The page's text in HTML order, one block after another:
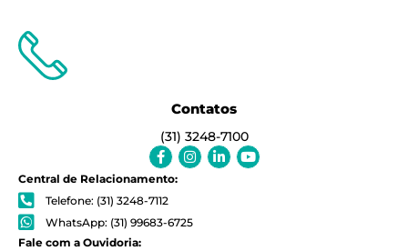
Contatos
(31) 3248-7100
Facebook-
f
Instagram
Linkedin-
in
Youtube
Central de Relacionamento:
Telefone: (31) 3248-7112
WhatsApp: (31) 99683-6725
Fale com a Ouvidoria: